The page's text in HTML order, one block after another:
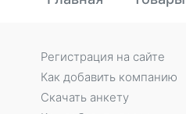
Регистрация на сайте
Как добавить компанию
Скачать анкету